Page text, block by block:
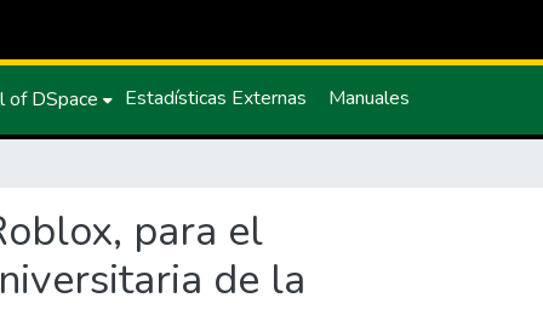
of DSpace Estadísticas Externas Manuales
para el
de la